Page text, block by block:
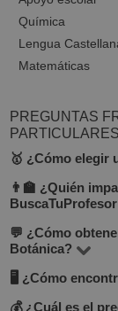
Química
Lengua
Matemáticas
PREGUNTAS
🥇 ¿Cómo elegir
En la
encontrarás 8
mejor
(presencial u
👨‍🏫 ¿Quién
En la
docentes
de las
experiencia
💬 ¿Cómo
Botánica?
Déjanos tu
de
🖥 ¿Cómo
Ve a la
💰 ¿Cuál es el